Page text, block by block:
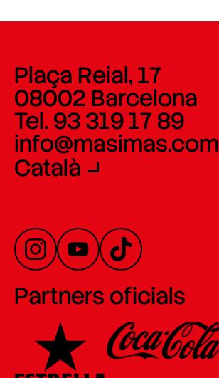
Plaça Reial, 17
08002 Barcelona
Tel. 93 319 17 89
info@masimas.com
Català
Partners oficials